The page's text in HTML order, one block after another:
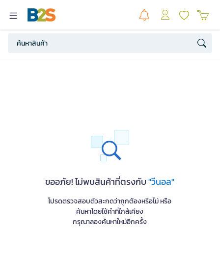
ขออภัย! ไม่พบสินค้าที่ตรงกับ"วีนอล"
โปรดตรวจสอบตัวสะกดว่าถูกต้องหรือไม่ หรือ
ค้นหาโดยใช้คำที่ใกล้เคียง
กรุณาลองค้นหาใหม่อีกครั้ง